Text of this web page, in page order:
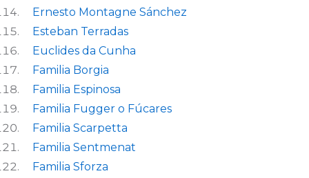
Ernesto Montagne Sánchez
Esteban Terradas
Euclides da Cunha
Familia Borgia
Familia Espinosa
Familia Fugger o Fúcares
Familia Scarpetta
Familia Sentmenat
Familia Sforza